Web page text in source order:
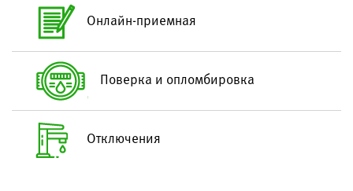
Санбюллетень по качеству питьевой воды
Водоотведение
Структура водоотведения
Технология очистки сточных вод
Контроль состава сточных вод
Онлайн-приемная
Поверка и опломбировка
Отключения